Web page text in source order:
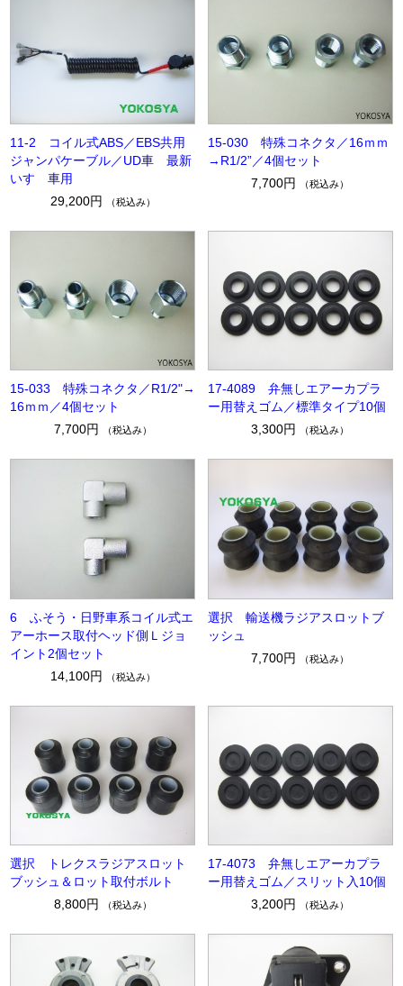
11-2 コイル式ABS／EBS共用
ジャンパケーブル／UD車 最新
いすゞ車用
29,200円
（税込み）
15-030 特殊コネクタ／16ｍｍ
→R1/2”／4個セット
7,700円
（税込み）
15-033 特殊コネクタ／R1/2"→
16ｍｍ／4個セット
7,700円
（税込み）
17-4089 弁無しエアーカプラ
ー用替えゴム／標準タイプ10個
3,300円
（税込み）
6 ふそう・日野車系コイル式エ
アーホース取付ヘッド側Ｌジョ
イント2個セット
14,100円
（税込み）
選択 輸送機ラジアスロットブ
ッシュ
7,700円
（税込み）
選択 トレクスラジアスロット
ブッシュ＆ロット取付ボルト
8,800円
（税込み）
17-4073 弁無しエアーカプラ
ー用替えゴム／スリット入10個
3,200円
（税込み）